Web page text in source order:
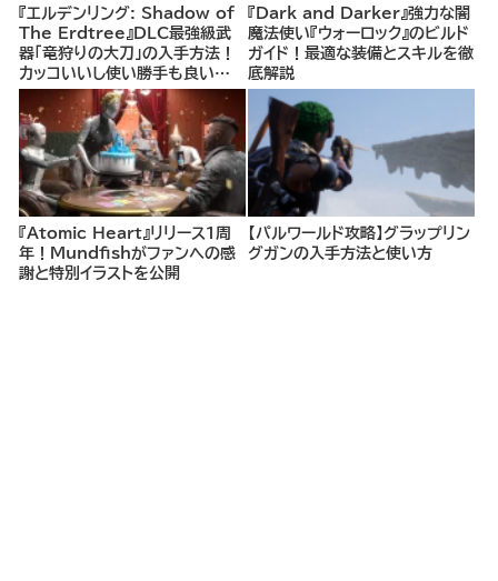
『エルデンリング: Shadow of
The Erdtree』DLC最強級武
器「竜狩りの大刀」の入手方法！
カッコいいし使い勝手も良い
ぞ！
『Dark and Darker』強力な闇
魔法使い『ウォーロック』のビルド
ガイド！最適な装備とスキルを徹
底解説
『Atomic Heart』リリース1周
年！Mundfishがファンへの感
謝と特別イラストを公開
【パルワールド攻略】グラップリン
グガンの入手方法と使い方